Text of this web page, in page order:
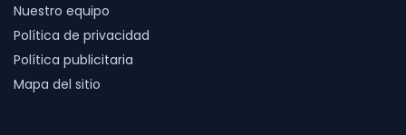
Nuestro equipo
Política de privacidad
Política publicitaria
Mapa del sitio